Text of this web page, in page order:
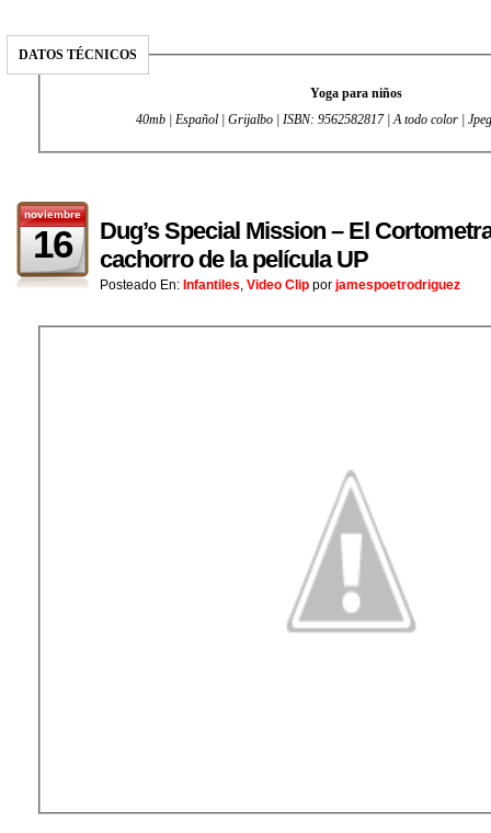
DATOS TÉCNICOS
Yoga para niños
40mb | Español | Grijalbo | ISBN: 9562582817 | A todo color |
noviembre
16
Dug’s Special Mission – El
cachorro de la película UP
Posteado En: Infantiles, Video Clip por jamespoetrodriguez